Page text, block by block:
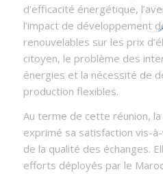
d’efficacité énergétique,
l’impact de développement
renouvelables sur les prix
citoyen, le problème des
énergies et la nécessité de
production flexibles.
Au terme de cette réunion,
exprimé sa satisfaction vis-
de la qualité des échanges.
efforts déployés par le